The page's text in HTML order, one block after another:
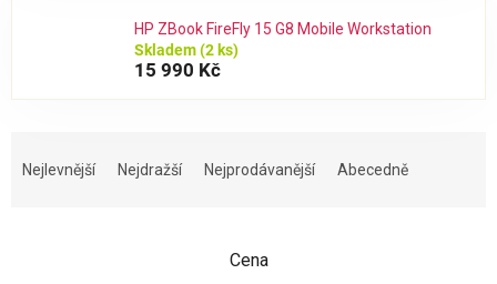
HP ZBook FireFly 15 G8 Mobile Workstation
Skladem(2 ks)
15 990 Kč
Nejlevnější Nejdražší Nejprodávanější Abecedně
Cena